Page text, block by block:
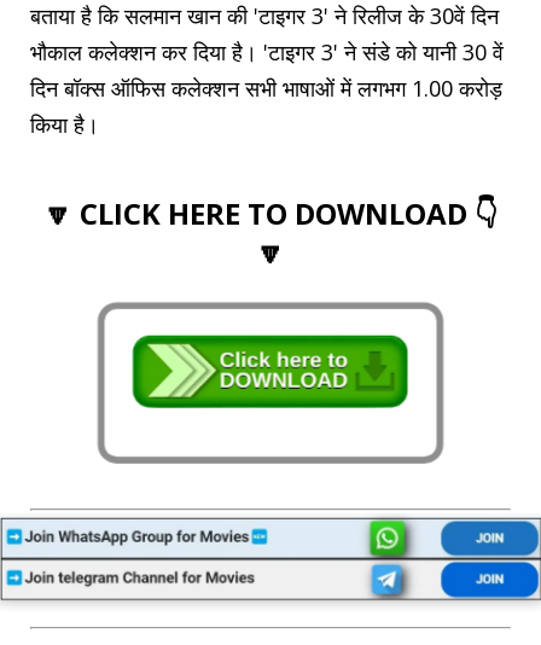
बताया है कि सलमान खान की 'टाइगर 3' ने रिलीज के 30वें दिन
भौकाल कलेक्शन कर दिया है। 'टाइगर 3' ने संडे को यानी 30 वें
दिन बॉक्स ऑफिस कलेक्शन सभी भाषाओं में लगभग 1.00 करोड़
किया है।
🔽 CLICK HERE TO DOWNLOAD 👇
🔽